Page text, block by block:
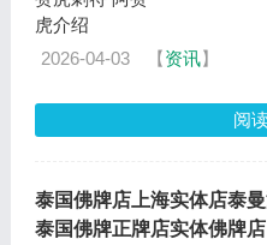
2026-04-03 【资讯】
阅
泰国佛牌店上海实体店泰
泰国佛牌正牌店实体佛牌店